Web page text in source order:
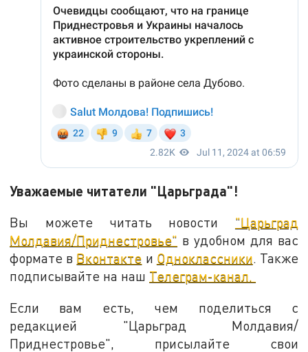
Уважаемые читатели "Царьграда"!
Вы можете читать новости "Царьград
Молдавия/Приднестровье" в удобном для вас
формате в Вконтакте и Одноклассники. Также
подписывайте на наш Телеграм-канал.
Если вам есть, чем поделиться с
редакцией "Царьград Молдавия/
Приднестровье", присылайте свои